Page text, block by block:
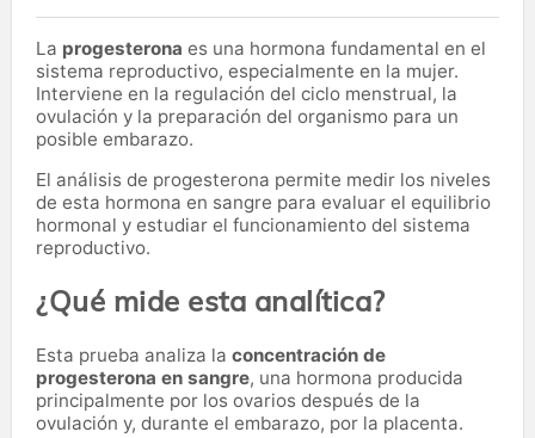
La progesterona es una hormona fundamental en el
sistema reproductivo, especialmente en la mujer.
Interviene en la regulación del ciclo menstrual, la
ovulación y la preparación del organismo para un
posible embarazo.
El análisis de progesterona permite medir los niveles
de esta hormona en sangre para evaluar el equilibrio
hormonal y estudiar el funcionamiento del sistema
reproductivo.
¿Qué mide esta analítica?
Esta prueba analiza la concentración de
progesterona en sangre, una hormona producida
principalmente por los ovarios después de la
ovulación y, durante el embarazo, por la placenta.